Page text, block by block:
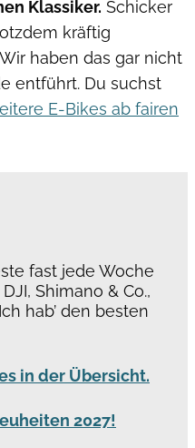
Klassiker. Schicker
kräftig
haben das gar nicht
entführt. Du suchst
E-Bikes ab fairen
fast jede Woche
Shimano & Co.,
hab’ den besten
in der Übersicht.
2027!